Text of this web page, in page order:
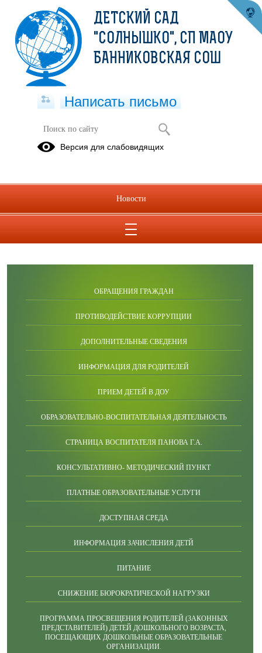
Информация
ОБРАЩЕНИЯ ГРАЖДАН
ПРОТИВОДЕЙСТВИЕ КОРРУПЦИИ
ДОПОЛНИТЕЛЬНЫЕ СВЕДЕНИЯ
ИНФОРМАЦИЯ ДЛЯ РОДИТЕЛЕЙ
ПРИЕМ ДЕТЕЙ В ДОУ
ОБРАЗОВАТЕЛЬНО-ВОСПИТАТЕЛЬНАЯ ДЕЯТЕЛЬНОСТЬ
СТРАНИЦА ВОСПИТАТЕЛЯ ПАНОВА Г.А.
КОНСУЛЬТАТИВНО- МЕТОДИЧЕСКИЙ ПУНКТ
ПЛАТНЫЕ ОБРАЗОВАТЕЛЬНЫЕ УСЛУГИ
ДОСТУПНАЯ СРЕДА
ИНФОРМАЦИЯ ЗАЧИСЛЕНИЯ ДЕТЙ
ПИТАНИЕ
СНИЖЕНИЕ БЮРОКРАТИЧЕСКОЙ НАГРУЗКИ
ПРОГРАММА ПРОСВЕЩЕНИЯ РОДИТЕЛЕЙ (ЗАКОННЫХ
ПРЕДСТАВИТЕЛЕЙ) ДЕТЕЙ ДОШКОЛЬНОГО ВОЗРАСТА,
ПОСЕЩАЮЩИХ ДОШКОЛЬНЫЕ ОБРАЗОВАТЕЛЬНЫЕ
ОРГАНИЗАЦИИ.
ДЕТСКИЙ САД
"СОЛНЫШКО", СП МАОУ
БАННИКОВСКАЯ СОШ
Написать письмо
Версия для слабовидящих
Новости